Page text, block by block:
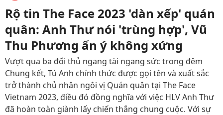
Rộ tin The Face 2023 'dàn xếp' quán
quân: Anh Thư nói 'trùng hợp', Vũ
Thu Phương ẩn ý không xứng
Vượt qua ba đối thủ ngang tài ngang sức trong đêm
Chung kết, Tú Anh chính thức được gọi tên và xuất sắc
trở thành chủ nhân ngôi vị Quán quân tại The Face
Vietnam 2023, điều đó đồng nghĩa với việc HLV Anh Thư
đã hoàn toàn giành lấy chiến thắng chung cuộc. Với sự